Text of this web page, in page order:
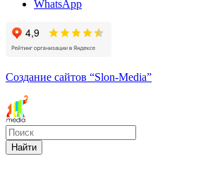
WhatsApp
Создание сайтов “Slon-Media”
Найти